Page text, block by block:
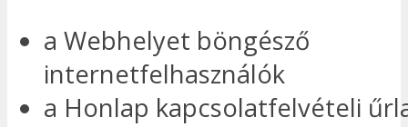
a Webhelyet böngésző
internetfelhasználók
a Honlap kapcsolatfelvételi